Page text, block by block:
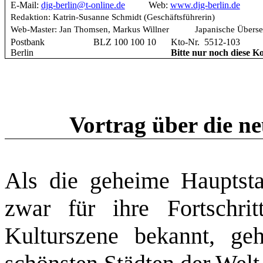
E-Mail: djg-berlin@t-online.deWeb: www.djg-berlin.de
Redaktion: Katrin-Susanne Schmidt (Geschäftsführerin)
Web-Master: Jan Thomsen, Markus Willner Japanische
Postbank
Berlin
BLZ 100 100 10
Kto-Nr. 5512-103
Bitte nur noch diese
Vortrag über die
Als die geheime
zwar für ihre
Kulturszene bekannt,